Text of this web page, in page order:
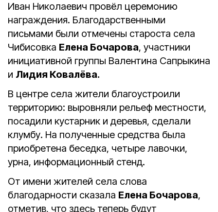
Иван Николаевич провёл церемонию
награждения. Благодарственными
письмами были отмечены староста села
Чибисовка Елена Бочарова, участники
инициативной группы Валентина Сапрыкина
и Лидия Ковалёва.
В центре села жители благоустроили
территорию: выровняли рельеф местности,
посадили кустарник и деревья, сделали
клумбу. На полученные средства была
приобретена беседка, четыре лавочки,
урна, информационный стенд.
От имени жителей села слова
благодарности сказала Елена Бочарова,
отметив, что здесь теперь будут